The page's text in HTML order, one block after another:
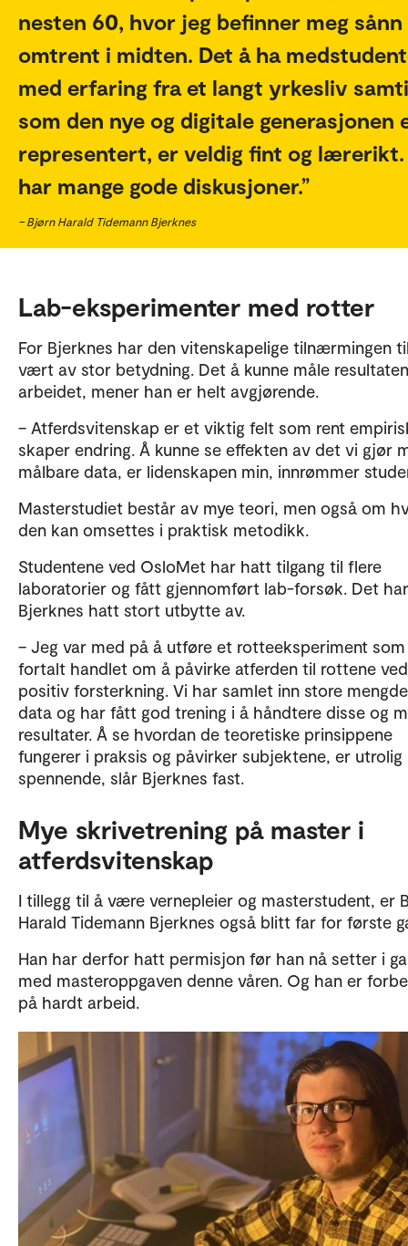
nesten 60, hvor jeg befinner meg sånn
omtrent i midten. Det å ha
med erfaring fra et langt yrkesliv
som den nye og digitale generasjonen
representert, er veldig fint og lærerikt.
har mange gode diskusjoner.
– Bjørn Harald Tidemann Bjerknes
Lab-eksperimenter med rotter
For Bjerknes har den vitenskapelige tilnærmingen
vært av stor betydning. Det å kunne måle
arbeidet, mener han er helt avgjørende.
– Atferdsvitenskap er et viktig felt som rent
skaper endring. Å kunne se effekten av det vi gjør
målbare data, er lidenskapen min, innrømmer
Masterstudiet består av mye teori, men også om
den kan omsettes i praktisk metodikk.
Studentene ved OsloMet har hatt tilgang til flere
laboratorier og fått gjennomført lab-forsøk. Det har
Bjerknes hatt stort utbytte av.
– Jeg var med på å utføre et rotteeksperiment
fortalt handlet om å påvirke atferden til rottene ved
positiv forsterkning. Vi har samlet inn store
data og har fått god trening i å håndtere disse og
resultater. Å se hvordan de teoretiske prinsippene
fungerer i praksis og påvirker subjektene, er utrolig
spennende, slår Bjerknes fast.
Mye skrivetrening på master i
atferdsvitenskap
I tillegg til å være vernepleier og masterstudent, er
Harald Tidemann Bjerknes også blitt far for første
Han har derfor hatt permisjon før han nå setter i
med masteroppgaven denne våren. Og han er
på hardt arbeid.